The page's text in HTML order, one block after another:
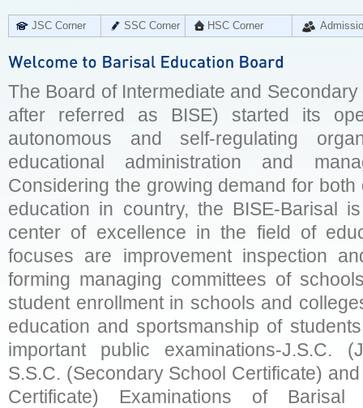
JSC Corner SSC Corner HSC Corner
The Board of Intermediate and
after referred as BISE) started its
autonomous and self-regulating
educational administration and
Considering the growing demand for
education in country, the BISE-Barisal
center of excellence in the field of
focuses are improvement inspection
forming managing committees of
student enrollment in schools and
education and sportsmanship of
important public examinations-J.S.C.
S.S.C. (Secondary School Certificate)
Certificate) Examinations of